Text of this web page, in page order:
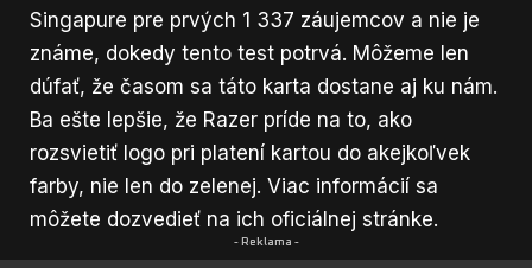
Singapure pre prvých 1 337 záujemcov a nie je
známe, dokedy tento test potrvá. Môžeme len
dúfať, že časom sa táto karta dostane aj ku nám.
Ba ešte lepšie, že Razer príde na to, ako
rozsvietiť logo pri platení kartou do akejkoľvek
farby, nie len do zelenej. Viac informácií sa
môžete dozvedieť na ich oficiálnej stránke.
- Reklama -